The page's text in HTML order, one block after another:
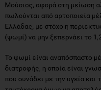
Μούσιος, αφορά στη μείωση
πωλούνται από αρτοποιεία
Ελλάδας, με στόχο η
(ψωμί) να μην ξεπερνάει το
Το ψωμί είναι αναπόσπαστο
διατροφής, η οποία είναι
που συνάδει με την υγεία